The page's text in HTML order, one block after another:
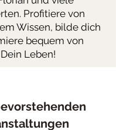
Profitiere von
Wissen, bilde dich
bequem von
Leben!